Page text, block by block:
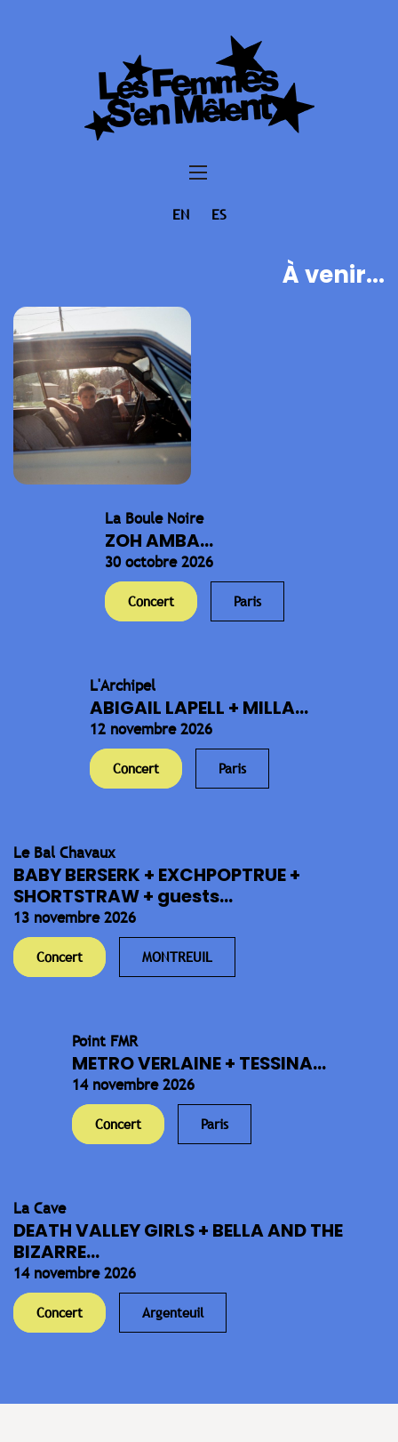
EN ES
À venir...
La Boule Noire
ZOH AMBA...
30 octobre 2026
Concert Paris
L'Archipel
ABIGAIL LAPELL + MILLA...
12 novembre 2026
Concert Paris
Le Bal Chavaux
BABY BERSERK + EXCHPOPTRUE +
SHORTSTRAW + guests...
13 novembre 2026
Concert MONTREUIL
Point FMR
METRO VERLAINE + TESSINA...
14 novembre 2026
Concert Paris
La Cave
DEATH VALLEY GIRLS + BELLA AND THE
BIZARRE...
14 novembre 2026
Concert Argenteuil